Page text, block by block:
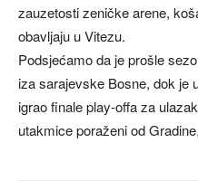
zauzetosti zeničke arene,
obavljaju u Vitezu.
Podsjećamo da je prošle
iza sarajevske Bosne, dok je
igrao finale play-offa za
utakmice poraženi od